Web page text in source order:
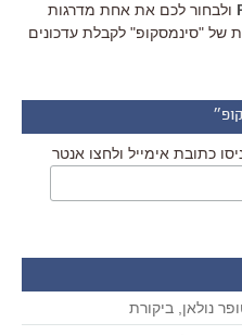
ולבחור לכם את אחת מדרגות
של "סינמסקופ" לקבלת עדכונים
כתובת אימייל ולחצו אנטר
נולאן, ביקורת